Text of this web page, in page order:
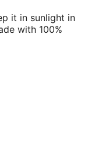
it in sunlight in
with 100%